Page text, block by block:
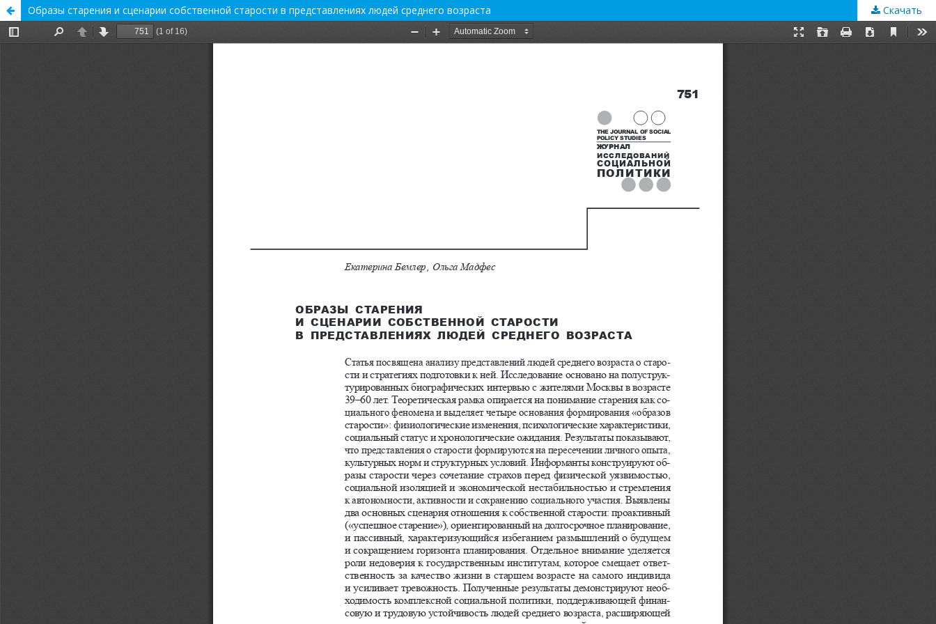
Образы старения и сценарии собственной старости в представлениях людей среднего возраста Скачать